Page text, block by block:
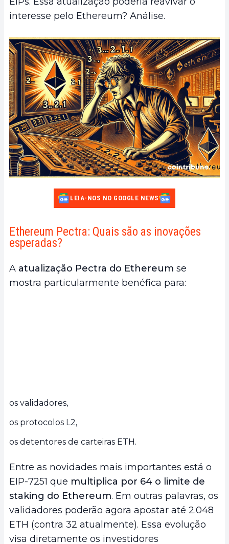
interesse pelo Ethereum? Análise.
LEIA-NOS NO GOOGLE NEWS
Ethereum Pectra: Quais são as inovações
esperadas?
A atualização Pectra do Ethereum se
mostra particularmente benéfica para:
os validadores,
os protocolos L2,
os detentores de carteiras ETH.
Entre as novidades mais importantes está o
EIP-7251 que multiplica por 64 o limite de
staking do Ethereum. Em outras palavras, os
validadores poderão agora apostar até 2.048
ETH (contra 32 atualmente). Essa evolução
visa diretamente os investidores